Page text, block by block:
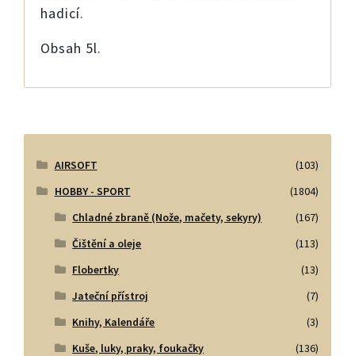
hadicí.
Obsah 5l.
AIRSOFT
(103)
HOBBY - SPORT
(1804)
Chladné zbraně (Nože, mačety, sekyry)
(167)
Čištění a oleje
(113)
Flobertky
(13)
Jateční přístroj
(7)
Knihy, Kalendáře
(3)
Kuše, luky, praky, foukačky
(136)